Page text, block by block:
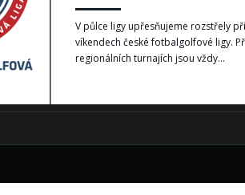
V půlce ligy upřesňujeme rozstřely
víkendech české fotbalgolfové ligy.
regionálních turnajích jsou vždy...